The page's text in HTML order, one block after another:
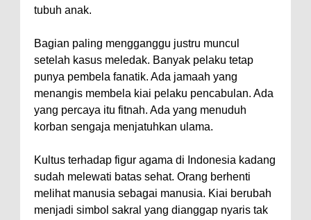
tubuh anak.
Bagian paling mengganggu justru muncul
setelah kasus meledak. Banyak pelaku tetap
punya pembela fanatik. Ada jamaah yang
menangis membela kiai pelaku pencabulan. Ada
yang percaya itu fitnah. Ada yang menuduh
korban sengaja menjatuhkan ulama.
Kultus terhadap figur agama di Indonesia kadang
sudah melewati batas sehat. Orang berhenti
melihat manusia sebagai manusia. Kiai berubah
menjadi simbol sakral yang dianggap nyaris tak